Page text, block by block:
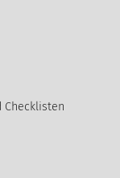
Checklisten